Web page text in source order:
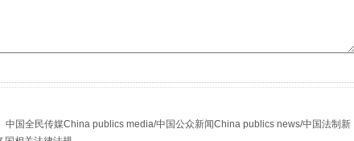
国全民传媒China publics media/中国公众新闻China publics news/中国法制新